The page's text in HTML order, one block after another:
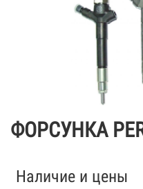
ФОРСУНКА
Наличие и цены